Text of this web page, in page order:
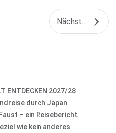
Nächstes Objekt
ENTDECKEN 2027/28
durch Japan
– ein Reisebericht.
wie kein anderes